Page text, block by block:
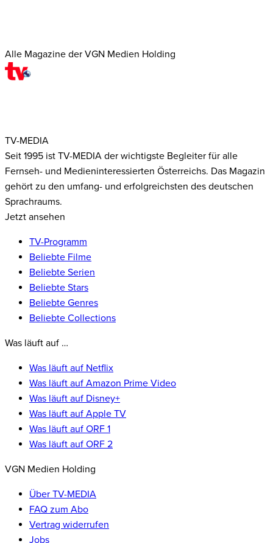
Alle Magazine der VGN Medien Holding
TV-MEDIA
Seit 1995 ist TV-MEDIA der wichtigste Begleiter für alle
Fernseh- und Medieninteressierten Österreichs. Das Magazin
gehört zu den umfang- und erfolgreichsten des deutschen
Sprachraums.
Jetzt ansehen
TV-Programm
Beliebte Filme
Beliebte Serien
Beliebte Stars
Beliebte Genres
Beliebte Collections
Was läuft auf …
Was läuft auf Netflix
Was läuft auf Amazon Prime Video
Was läuft auf Disney+
Was läuft auf Apple TV
Was läuft auf ORF 1
Was läuft auf ORF 2
VGN Medien Holding
Über TV-MEDIA
FAQ zum Abo
Vertrag widerrufen
Jobs